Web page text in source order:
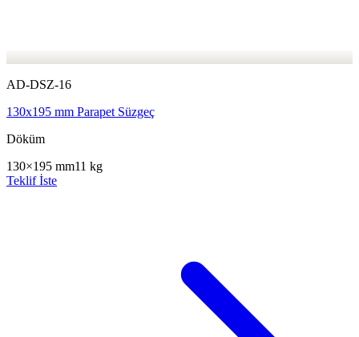
AD-DSZ-16
130x195 mm Parapet Süzgeç
Döküm
130×195 mm11 kg
Teklif İste